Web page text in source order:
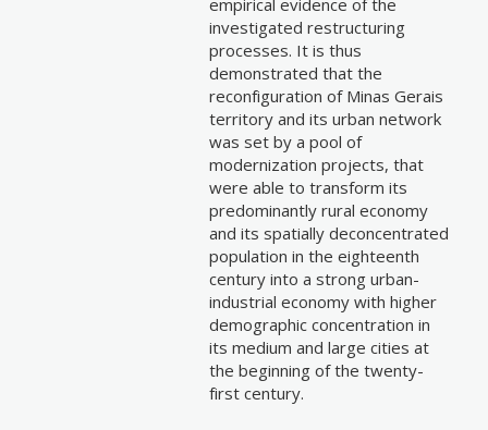
empirical evidence of the
investigated restructuring
processes. It is thus
demonstrated that the
reconfiguration of Minas Gerais
territory and its urban network
was set by a pool of
modernization projects, that
were able to transform its
predominantly rural economy
and its spatially deconcentrated
population in the eighteenth
century into a strong urban-
industrial economy with higher
demographic concentration in
its medium and large cities at
the beginning of the twenty-
first century.